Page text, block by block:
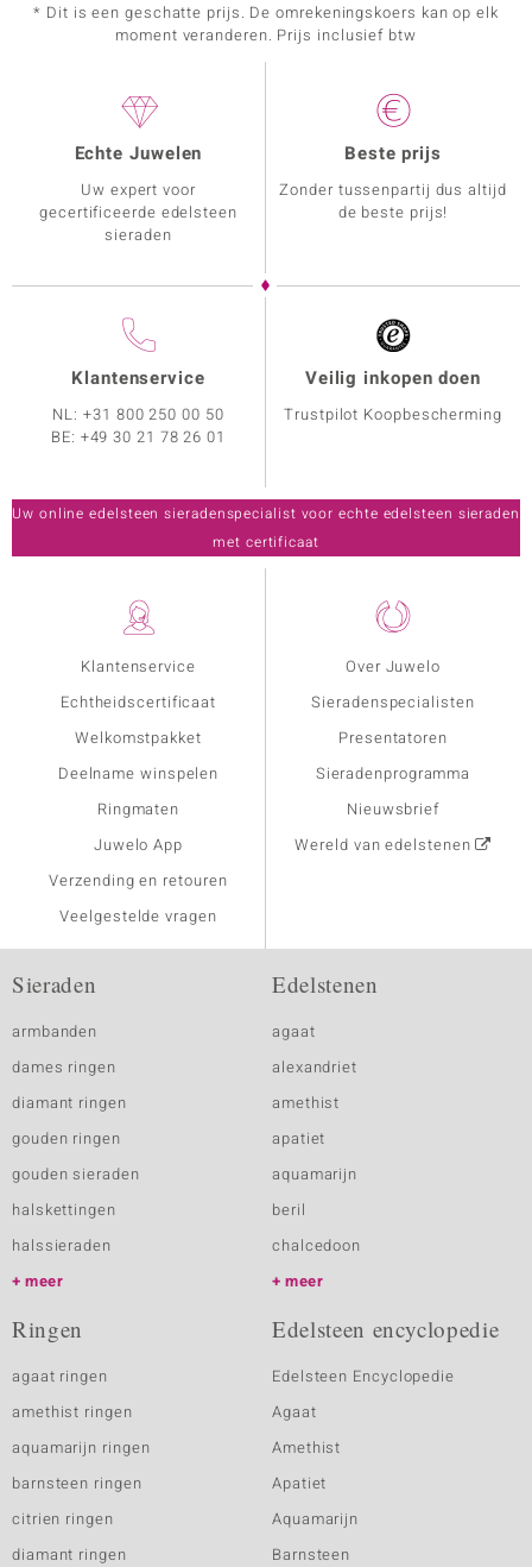
* Dit is een geschatte prijs. De omrekeningskoers kan op elk
moment veranderen. Prijs inclusief btw
Klantenservice
Echtheidscertificaat
Welkomstpakket
Deelname winspelen
Ringmaten
Juwelo App
Verzending en retouren
Veelgestelde vragen
Over Juwelo
Sieradenspecialisten
Presentatoren
Sieradenprogramma
Nieuwsbrief
Wereld van edelstenen
Echte Juwelen
Uw expert voor
gecertificeerde edelsteen
sieraden
Beste prijs
Zonder tussenpartij dus altijd
de beste prijs!
Klantenservice
NL:+31 800 250 00 50
BE: +49 30 21 78 26 01
Veilig inkopen doen
Trustpilot Koopbescherming
Uw online edelsteen sieradenspecialist voor echte edelsteen sieraden
met certificaat
Sieraden
armbanden
dames ringen
diamant ringen
gouden ringen
gouden sieraden
halskettingen
halssieraden
meer
Edelstenen
agaat
alexandriet
amethist
apatiet
aquamarijn
beril
chalcedoon
meer
Ringen
agaat ringen
amethist ringen
aquamarijn ringen
barnsteen ringen
citrien ringen
diamant ringen
Edelsteen encyclopedie
Edelsteen Encyclopedie
Agaat
Amethist
Apatiet
Aquamarijn
Barnsteen